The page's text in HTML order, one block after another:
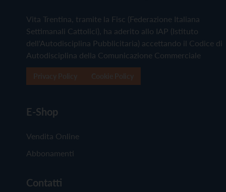
Vita Trentina, tramite la Fisc (Federazione Italiana
Settimanali Cattolici), ha aderito allo IAP (Istituto
dell'Autodisciplina Pubblicitaria) accettando il Codice di
Autodisciplina della Comunicazione Commerciale
E-Shop
Vendita Online
Abbonamenti
Contatti